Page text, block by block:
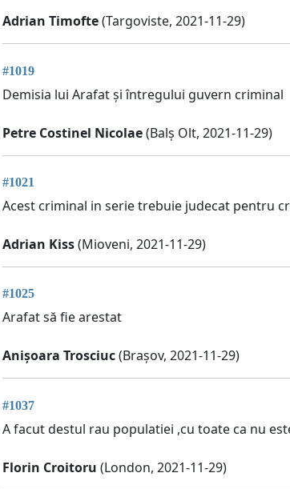
Adrian Timofte(Targoviste, 2021-11-29)
#1019
Demisia lui Arafat și întregului guvern criminal
Petre Costinel Nicolae(Balș Olt, 2021-11-29)
#1021
Acest criminal in serie trebuie judecat pentru
Adrian Kiss(Mioveni, 2021-11-29)
#1025
Arafat să fie arestat
Anișoara Trosciuc(Brașov, 2021-11-29)
#1037
A facut destul rau populatiei ,cu toate ca nu
Florin Croitoru (London, 2021-11-29)